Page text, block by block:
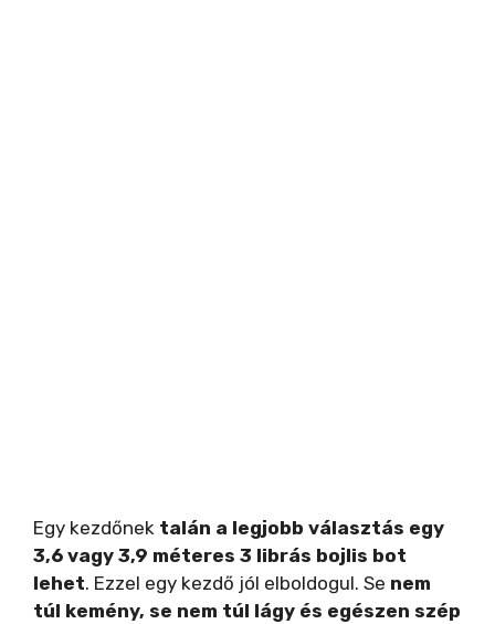
Egy kezdőnek talán a legjobb választás egy
3,6 vagy 3,9 méteres 3 librás bojlis bot
lehet. Ezzel egy kezdő jól elboldogul. Se nem
túl kemény, se nem túl lágy és egészen szép